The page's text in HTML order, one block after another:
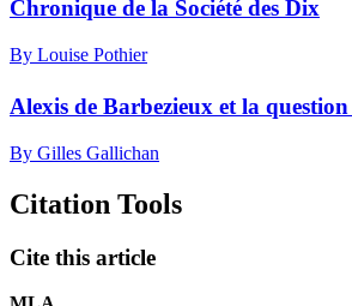
Chronique de la Société des Dix
By Louise Pothier
Alexis de Barbezieux et la
By Gilles Gallichan
Citation Tools
Cite this article